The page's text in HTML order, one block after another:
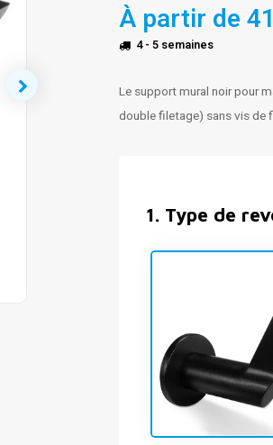
À partir de
4 - 5 semaines
Le support mural noir pour
double filetage) sans vis de
1. Type de